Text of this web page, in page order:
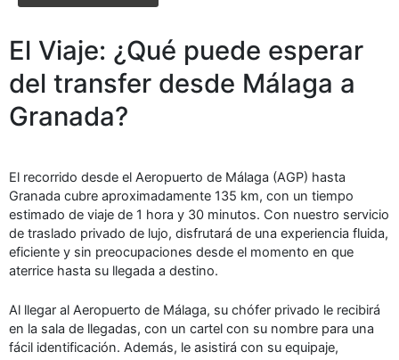
El Viaje: ¿Qué puede esperar
del transfer desde Málaga a
Granada?
El recorrido desde el Aeropuerto de Málaga (AGP) hasta
Granada cubre aproximadamente 135 km, con un tiempo
estimado de viaje de 1 hora y 30 minutos. Con nuestro servicio
de traslado privado de lujo, disfrutará de una experiencia fluida,
eficiente y sin preocupaciones desde el momento en que
aterrice hasta su llegada a destino.
Al llegar al Aeropuerto de Málaga, su chófer privado le recibirá
en la sala de llegadas, con un cartel con su nombre para una
fácil identificación. Además, le asistirá con su equipaje,